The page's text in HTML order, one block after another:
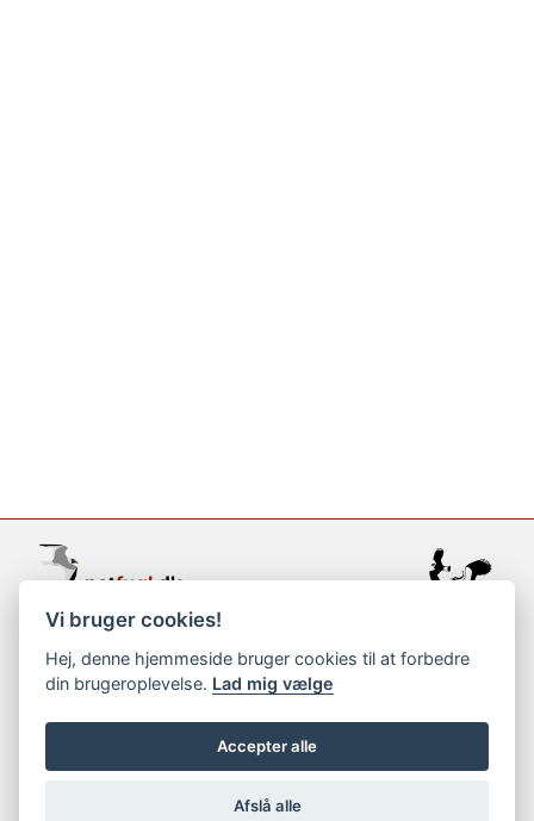
support@netfugl.dk
copyright © 2002-2023
Vi bruger cookies!
Hej, denne hjemmeside bruger cookies til at forbedre
din brugeroplevelse. Lad mig vælge
Accepter alle
Afslå alle